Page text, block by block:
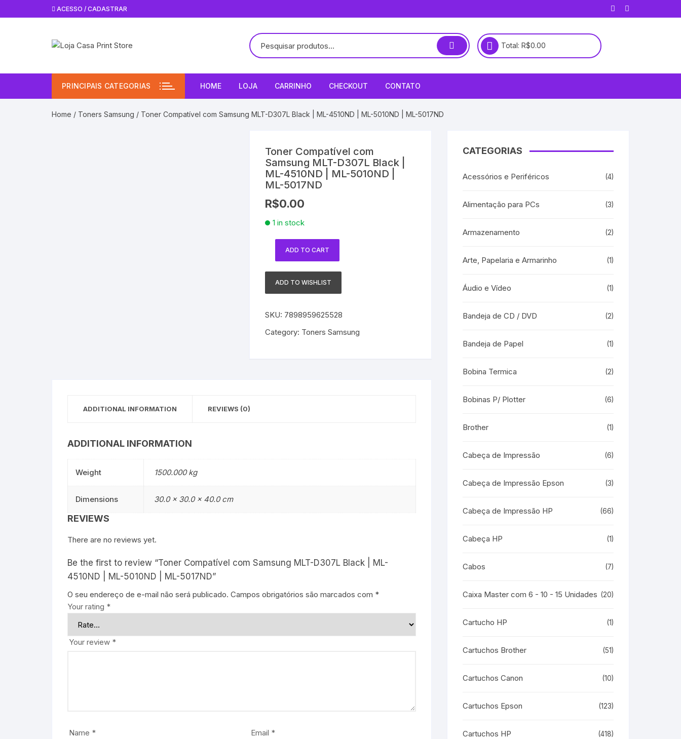
para
ACESSO / CADASTRAR
Total: R$0.00
PRINCIPAIS CATEGORIAS HOME LOJA CARRINHO CHECKOUT CONTATO
Home / Toners Samsung / Toner Compatível com Samsung MLT-D307L Black | ML-4510ND | ML-5010ND | ML-5017ND
Toner Compatível com
Samsung MLT-D307L Black |
ML-4510ND | ML-5010ND |
ML-5017ND
R$0.00
1 in stock
com
Samsung
D307L
Black
ADD TO CART
ADD TO WISHLIST
SKU: 7898959625528
Category: Toners Samsung
ADDITIONAL INFORMATION REVIEWS (0)
ADDITIONAL INFORMATION
Weight 1500.000 kg
Dimensions 30.0 × 30.0 × 40.0 cm
REVIEWS
There are no reviews yet.
Be the first to review “Toner Compatível com Samsung MLT-D307L Black | ML-
4510ND | ML-5010ND | ML-5017ND”
O seu endereço de e-mail não será publicado. Campos obrigatórios são marcados com *
Your rating *
Your review *
Name * Email *
CATEGORIAS
Acessórios e Periféricos (4)
Alimentação para PCs (3)
Armazenamento (2)
Arte, Papelaria e Armarinho (1)
Áudio e Vídeo (1)
Bandeja de CD / DVD (2)
Bandeja de Papel (1)
Bobina Termica (2)
Bobinas P/ Plotter (6)
Brother (1)
Cabeça de Impressão (6)
Cabeça de Impressão Epson (3)
Cabeça de Impressão HP (66)
Cabeça HP (1)
Cabos (7)
Caixa Master com 6 - 10 - 15 Unidades (20)
Cartucho HP (1)
Cartuchos Brother (51)
Cartuchos Canon (10)
Cartuchos Epson (123)
Cartuchos HP (418)